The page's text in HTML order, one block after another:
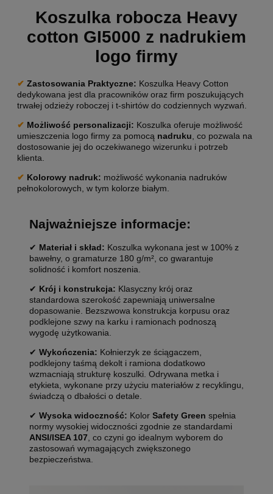
Koszulka robocza Heavy
cotton GI5000 z nadrukiem
logo firmy
✔ Zastosowania Praktyczne: Koszulka Heavy Cotton
dedykowana jest dla pracowników oraz firm poszukujących
trwałej odzieży roboczej i t-shirtów do codziennych wyzwań.
✔ Możliwość personalizacji: Koszulka oferuje możliwość
umieszczenia logo firmy za pomocą nadruku , co pozwala na
dostosowanie jej do oczekiwanego wizerunku i potrzeb
klienta.
✔ Kolorowy nadruk: możliwość wykonania nadruków
pełnokolorowych, w tym kolorze białym.
Najważniejsze informacje:
✔ Materiał i skład: Koszulka wykonana jest w 100% z
bawełny, o gramaturze 180 g/m², co gwarantuje
solidność i komfort noszenia.
✔ Krój i konstrukcja: Klasyczny krój oraz
standardowa szerokość zapewniają uniwersalne
dopasowanie. Bezszwowa konstrukcja korpusu oraz
podklejone szwy na karku i ramionach podnoszą
wygodę użytkowania.
✔ Wykończenia: Kołnierzyk ze ściągaczem,
podklejony taśmą dekolt i ramiona dodatkowo
wzmacniają strukturę koszulki. Odrywana metka i
etykieta, wykonane przy użyciu materiałów z recyklingu,
świadczą o dbałości o detale.
✔ Wysoka widoczność: Kolor Safety Green spełnia
normy wysokiej widoczności zgodnie ze standardami
ANSI/ISEA 107 , co czyni go idealnym wyborem do
zastosowań wymagających zwiększonego
bezpieczeństwa.